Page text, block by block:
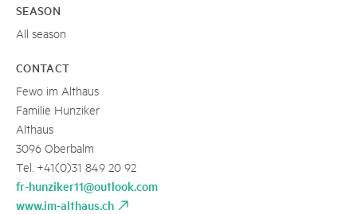
SEASON
All season
CONTACT
Fewo im Althaus
Familie Hunziker
Althaus
3096 Oberbalm
Tel. +41(0)31 849 20 92
fr-hunziker11@outlook.com
www.im-althaus.ch